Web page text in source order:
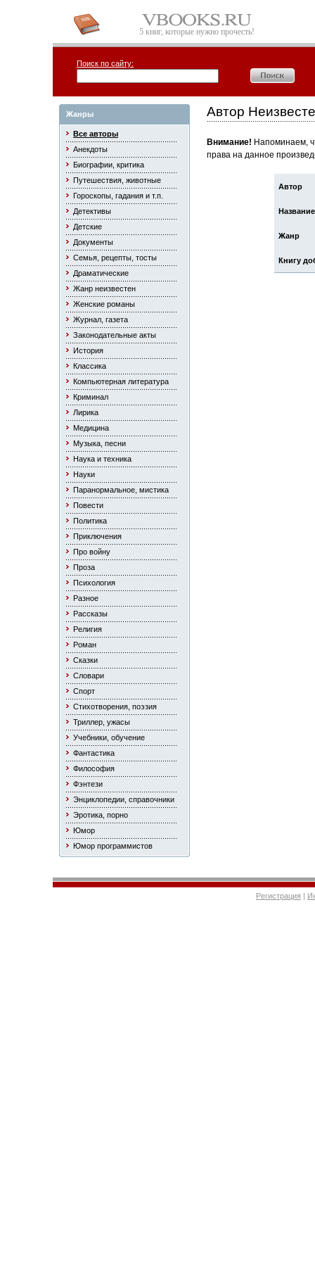
5 книг, которые нужно прочесть!
Поиск по сайту:
Жанры
Все авторы
Анекдоты
Биографии, критика
Путешествия, животные
Гороскопы, гадания и т.п.
Детективы
Детские
Документы
Семья, рецепты, тосты
Драматические
Жанр неизвестен
Женские романы
Журнал, газета
Законодательные акты
История
Классика
Компьютерная литература
Криминал
Лирика
Медицина
Музыка, песни
Наука и техника
Науки
Паранормальное, мистика
Повести
Политика
Приключения
Про войну
Проза
Психология
Разное
Рассказы
Религия
Роман
Сказки
Словари
Спорт
Стихотворения, поэзия
Триллер, ужасы
Учебники, обучение
Фантастика
Философия
Фэнтези
Энциклопедии, справочники
Эротика, порно
Юмор
Юмор программистов
Автор
Внимание! Напоминаем,
права на данное
Автор
Название
Жанр
Книгу
Регистрация |